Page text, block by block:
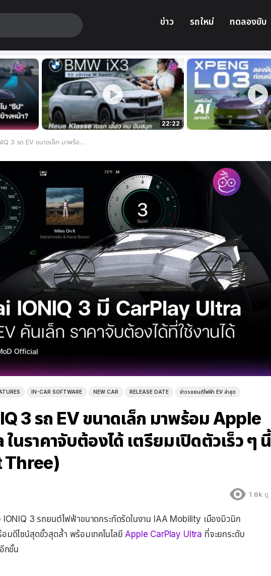
ข่าว รถใหม่ ทดลองขับ
22:22
ม Apple CarPlay Ultra ในราคาจับต้องได้ เตรียมเปิดตัวเร็ว ๆ นี้ (จาก Concept Three)
IN-CAR SOFTWARE NEW CAR RELEASE DATE ข่าวรถยนต์ไฟฟ้า EV ล่าสุด
3 รถ EV ขนาดเล็ก มาพร้อม Apple
นราคาจับต้องได้ เตรียมเปิดตัวเร็ว ๆ นี้
Three)
1.6k ดู
IONIQ 3 รถยนต์ไฟฟ้าขนาดกระทัดรัดในงาน IAA Mobility เมืองมิวนิก
มดีไซน์สุดขั้วสุดล้ำ พร้อมเทคโนโลยี Apple CarPlay Ultra ที่จะยกระดับ
กขั้น